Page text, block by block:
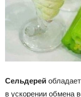
Сельдерей
в ускорении обмена